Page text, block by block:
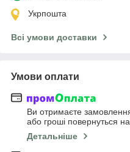
Укрпошта
Всі умови доставки
Умови оплати
Ви отримаєте
або гроші повернуться
Детальніше